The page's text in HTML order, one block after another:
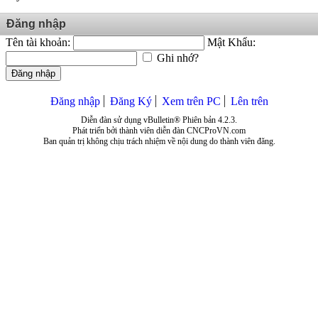
Đăng nhập
Tên tài khoản:
Mật Khẩu:
Ghi nhớ?
Đăng nhập
Đăng nhập Đăng Ký Xem trên PC Lên trên
Diễn đàn sử dụng vBulletin® Phiên bản 4.2.3.
Phát triển bởi thành viên diễn đàn CNCProVN.com
Ban quản trị không chịu trách nhiệm về nội dung do thành viên đăng.